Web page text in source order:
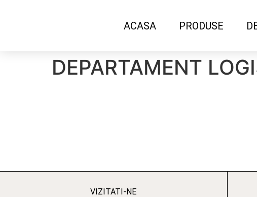
ACASA PRODUSE
DEPARTAMENT
VIZITATI-NE